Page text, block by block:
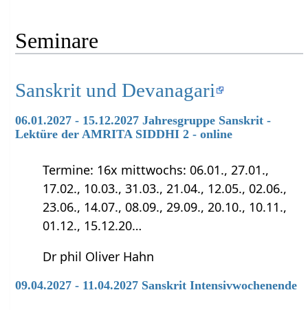
Seminare
Sanskrit und Devanagari
06.01.2027 - 15.12.2027 Jahresgruppe Sanskrit -
Lektüre der AMRITA SIDDHI 2 - online
Termine: 16x mittwochs: 06.01., 27.01.,
17.02., 10.03., 31.03., 21.04., 12.05., 02.06.,
23.06., 14.07., 08.09., 29.09., 20.10., 10.11.,
01.12., 15.12.20…
Dr phil Oliver Hahn
09.04.2027 - 11.04.2027 Sanskrit Intensivwochenende